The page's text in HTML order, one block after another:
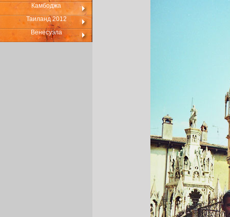
Камбоджа
Таиланд 2012
Венесуэла